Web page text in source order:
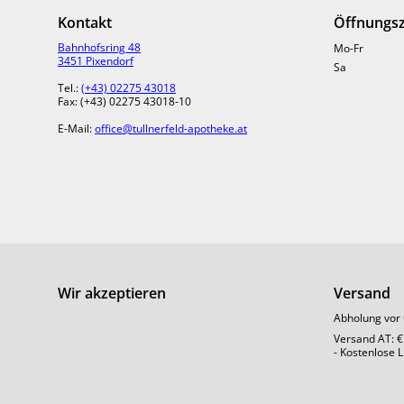
Nährstoffen.
brauchen auch
aussehen, dass
Egal in welcher
Ein
unterstützt.
Kontakt
Bahnhofsring 48
3451 Pixendorf
Tel.:(+43) 02275 43018
Fax: (+43) 02275 43018-10
E-Mail:office@tullnerfeld-apotheke.at
Mo-Fr
Sa
Wir akzeptieren Versand
Abholung vor
Versand AT:
- Kostenlose